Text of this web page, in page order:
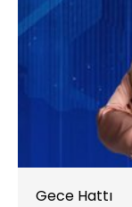
Gece Hattı